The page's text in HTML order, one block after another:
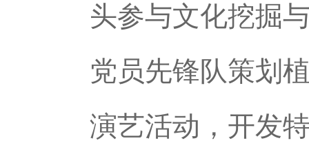
头参与文化挖掘
党员先锋队策划
演艺活动，开发